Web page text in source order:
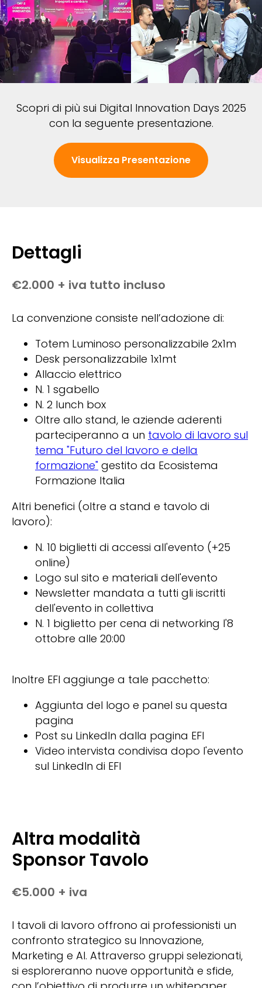
Scopri di più sui Digital Innovation Days 2025
con la seguente presentazione.
Visualizza Presentazione
Dettagli
€2.000 + iva tutto incluso
La convenzione consiste nell’adozione di:
Totem Luminoso personalizzabile 2x1m
Desk personalizzabile 1x1mt
Allaccio elettrico
N. 1 sgabello
N. 2 lunch box
Oltre allo stand, le aziende aderenti
parteciperanno a un tavolo di lavoro sul
tema "Futuro del lavoro e della
formazione" gestito da Ecosistema
Formazione Italia
Altri benefici (oltre a stand e tavolo di
lavoro):
N. 10 biglietti di accessi all'evento (+25
online)
Logo sul sito e materiali dell'evento
Newsletter mandata a tutti gli iscritti
dell'evento in collettiva
N. 1 biglietto per cena di networking l'8
ottobre alle 20:00
Inoltre EFI aggiunge a tale pacchetto:
Aggiunta del logo e panel su questa
pagina
Post su LinkedIn dalla pagina EFI
Video intervista condivisa dopo l'evento
sul LinkedIn di EFI
Altra modalità
Sponsor Tavolo
€5.000 + iva
I tavoli di lavoro offrono ai professionisti un
confronto strategico su Innovazione,
Marketing e AI. Attraverso gruppi selezionati,
si esploreranno nuove opportunità e sfide,